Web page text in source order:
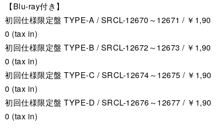
【Blu-ray付き】
初回仕様限定盤 TYPE-A / SRCL-12670～12671 / ￥1,90
0 (tax in)
初回仕様限定盤 TYPE-B / SRCL-12672～12673 / ￥1,90
0 (tax in)
初回仕様限定盤 TYPE-C / SRCL-12674～12675 / ￥1,90
0 (tax in)
初回仕様限定盤 TYPE-D / SRCL-12676～12677 / ￥1,90
0 (tax in)